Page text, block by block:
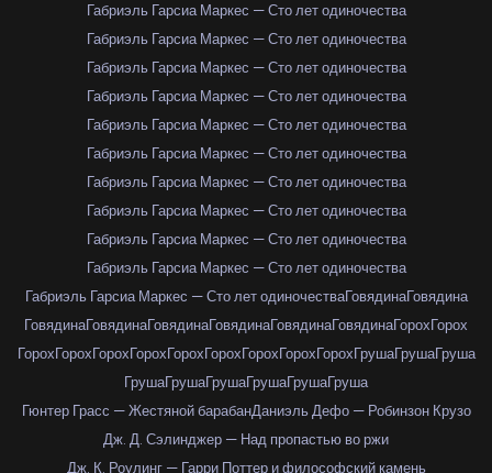
Габриэль Гарсиа Маркес — Сто лет одиночества
Габриэль Гарсиа Маркес — Сто лет одиночества
Габриэль Гарсиа Маркес — Сто лет одиночества
Габриэль Гарсиа Маркес — Сто лет одиночества
Габриэль Гарсиа Маркес — Сто лет одиночества
Габриэль Гарсиа Маркес — Сто лет одиночества
Габриэль Гарсиа Маркес — Сто лет одиночества
Габриэль Гарсиа Маркес — Сто лет одиночества
Габриэль Гарсиа Маркес — Сто лет одиночества
Габриэль Гарсиа Маркес — Сто лет одиночества
Габриэль Гарсиа Маркес — Сто лет одиночестваГовядинаГовядина
ГовядинаГовядинаГовядинаГовядинаГовядинаГовядинаГорохГорох
ГорохГорохГорохГорохГорохГорохГорохГорохГорохГрушаГрушаГруша
ГрушаГрушаГрушаГрушаГрушаГруша
Гюнтер Грасс — Жестяной барабанДаниэль Дефо — Робинзон Крузо
Дж. Д. Сэлинджер — Над пропастью во ржи
Дж. К. Роулинг — Гарри Поттер и философский камень